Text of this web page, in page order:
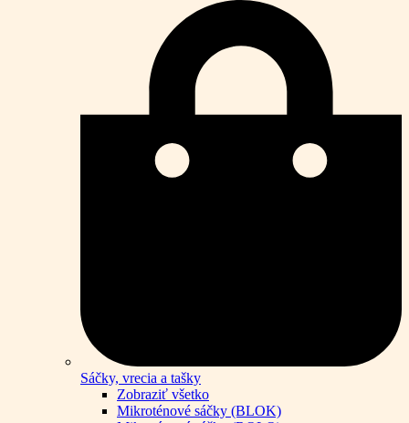
Sáčky, vrecia a tašky
Zobraziť všetko
Mikroténové sáčky (BLOK)